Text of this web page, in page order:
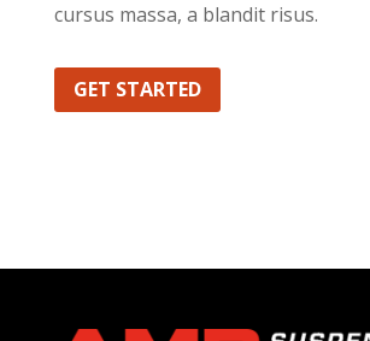
cursus massa, a blandit risus.
GET STARTED